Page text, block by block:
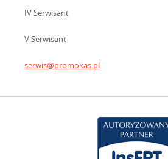
IV Serwisant
V Serwisant
serwis@promokas.pl